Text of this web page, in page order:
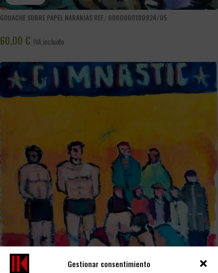
Gestionar consentimiento
GOUACHE SOBRE PAPEL NARANJAS REF.: 0000000180924/05
60,00 € IVA incluido